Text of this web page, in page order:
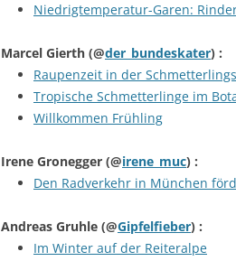
Niedrigtemperatur-Garen:
Marcel Gierth (@der_bundeskater) :
Raupenzeit in der
Tropische Schmetterlinge im
Willkommen Frühling
Irene Gronegger (@irene_muc) :
Den Radverkehr in München
Andreas Gruhle (@Gipfelfieber) :
Im Winter auf der Reiteralpe